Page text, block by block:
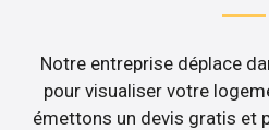
Notre entreprise déplace
pour visualiser votre
émettons un devis gratis et